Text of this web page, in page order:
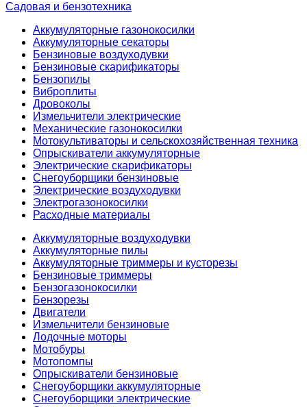
Садовая и бензотехника
Аккумуляторные газонокосилки
Аккумуляторные секаторы
Бензиновые воздуходувки
Бензиновые скарификаторы
Бензопилы
Виброплиты
Дровоколы
Измельчители электрические
Механические газонокосилки
Мотокультиваторы и сельскохозяйственная техника
Опрыскиватели аккумуляторные
Электрические скарификаторы
Снегоуборщики бензиновые
Электрические воздуходувки
Электрогазонокосилки
Расходные материалы
Аккумуляторные воздуходувки
Аккумуляторные пилы
Аккумуляторные триммеры и кусторезы
Бензиновые триммеры
Бензогазонокосилки
Бензорезы
Двигатели
Измельчители бензиновые
Лодочные моторы
Мотобуры
Мотопомпы
Опрыскиватели бензиновые
Снегоуборщики аккумуляторные
Снегоуборщики электрические